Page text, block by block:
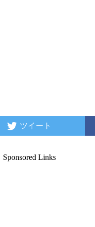
ツイート
Sponsored Links